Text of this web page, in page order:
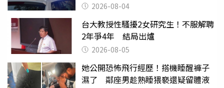
2026-08-04
台大教授性騷擾2女研究生！不服解聘
2年爭4年 結局出爐
2026-08-05
她公開恐怖飛行經歷！搭機睡醒褲子
濕了 鄰座男趁熟睡猥褻還疑留體液